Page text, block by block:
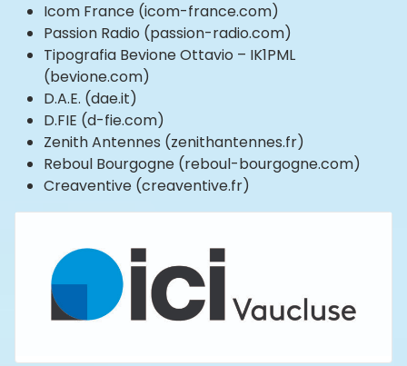
Icom France (icom-france.com)
Passion Radio (passion-radio.com)
Tipografia Bevione Ottavio – IK1PML
(bevione.com)
D.A.E. (dae.it)
D.FIE (d-fie.com)
Zenith Antennes (zenithantennes.fr)
Reboul Bourgogne (reboul-bourgogne.com)
Creaventive (creaventive.fr)